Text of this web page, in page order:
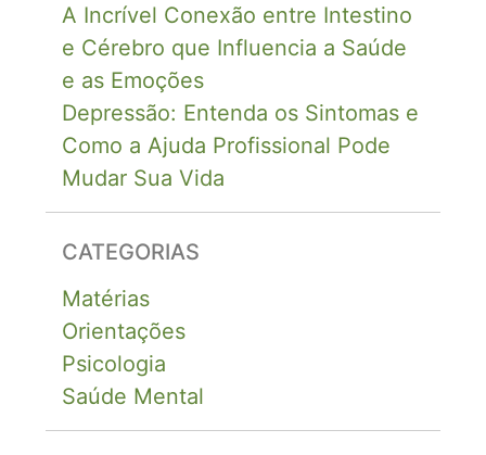
A Incrível Conexão entre Intestino
e Cérebro que Influencia a Saúde
e as Emoções
Depressão: Entenda os Sintomas e
Como a Ajuda Profissional Pode
Mudar Sua Vida
CATEGORIAS
Matérias
Orientações
Psicologia
Saúde Mental